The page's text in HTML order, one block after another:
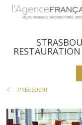
PRÉCÉDENT